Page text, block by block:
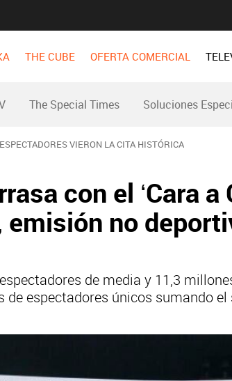
THE CUBE OFERTA COMERCIAL
The Special Times Soluciones
VIERON LA CITA HISTÓRICA
con el ‘Cara
emisión no
de media y 11,3
espectadores únicos sumando